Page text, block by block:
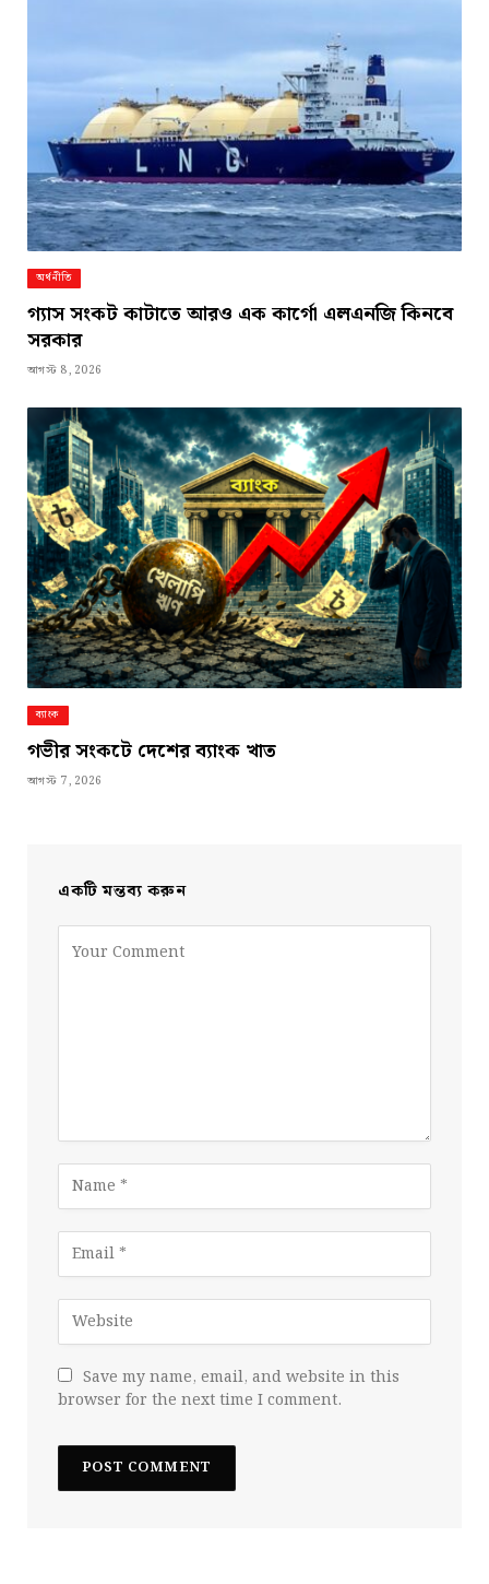
অর্থনীতি
গ্যাস সংকট কাটাতে আরও এক কার্গো এলএনজি কিনবে
সরকার
আগস্ট 8, 2026
ব্যাংক
গভীর সংকটে দেশের ব্যাংক খাত
আগস্ট 7, 2026
একটি মন্তব্য করুন
Save my name, email, and website in this
browser for the next time I comment.